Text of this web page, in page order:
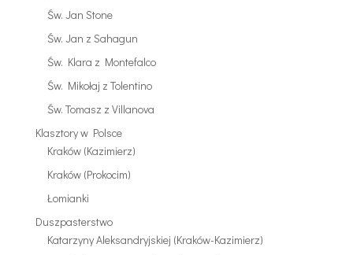
Św. Jan Stone
Św. Jan z Sahagun
Św. Klara z Montefalco
Św. Mikołaj z Tolentino
Św. Tomasz z Villanova
Klasztory w Polsce
Kraków (Kazimierz)
Kraków (Prokocim)
Łomianki
Duszpasterstwo
Katarzyny Aleksandryjskiej (Kraków-Kazimierz)